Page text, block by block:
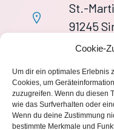
Cookie-
Um dir ein optimales Erlebnis
Cookies, um
zuzugreifen. Wenn du diesen
wie das Surfverhalten oder
Wenn du deine Zustimmung
bestimmte Merkmale und
St.-
91245